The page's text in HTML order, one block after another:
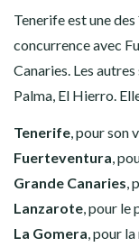
Tenerife est une
concurrence avec
Canaries. Les
Palma, El Hierro.
Tenerife, pour son
Fuerteventura,
Grande Canaries,
Lanzarote, pour le
La Gomera, pour